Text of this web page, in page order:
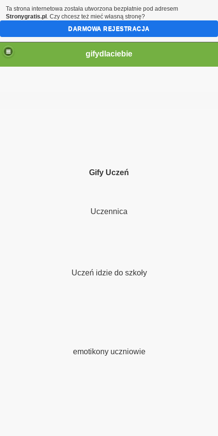
gifydlaciebie
Gify Uczeń
Uczennica
Uczeń idzie do szkoły
emotikony uczniowie
Ta strona internetowa została utworzona bezpłatnie pod adresem
Stronygratis.pl . Czy chcesz też mieć własną stronę?
DARMOWA REJESTRACJA